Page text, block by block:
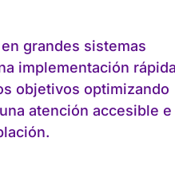
grandes sistemas
implementación
objetivos optimizando
atención accesible e